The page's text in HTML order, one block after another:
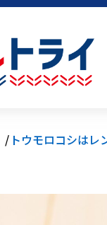
トウモロコシは